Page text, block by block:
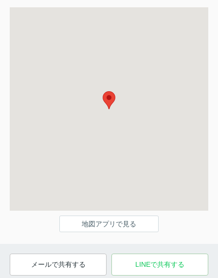
地図アプリで見る
メールで共有する LINEで共有する